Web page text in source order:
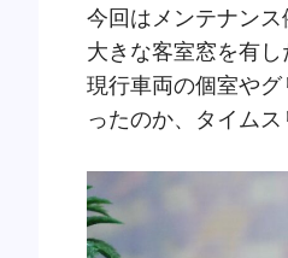
今回はメンテナンス
大きな客室窓を有し
現行車両の個室や
ったのか、タイム